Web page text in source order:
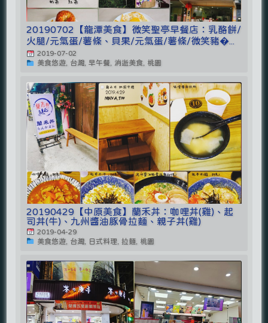
20190702【龍潭美食】微笑聖亭早餐店：乳酪餅/
火腿/元氣蛋/薯條、貝果/元氣蛋/薯條/微笑豬�...
2019-07-02
美食悠遊, 台灣, 早午餐, 消逝美食, 桃園
20190429【中原美食】蘭禾丼：咖哩丼(雞)、起
司丼(牛)、九州醬油豚骨拉麵、親子丼(雞)
2019-04-29
美食悠遊, 台灣, 日式料理, 拉麵, 桃園